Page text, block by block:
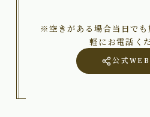
※空きがある場合当日でも
軽にお電話く
公式